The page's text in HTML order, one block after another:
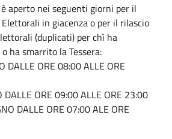
aperto nei seguenti giorni per il
in giacenza o per il rilascio
(duplicati) per chì ha
ha smarrito la Tessera:
DALLE ORE 08:00 ALLE ORE
DALLE ORE 09:00 ALLE ORE 23:00
DALLE ORE 07:00 ALE ORE